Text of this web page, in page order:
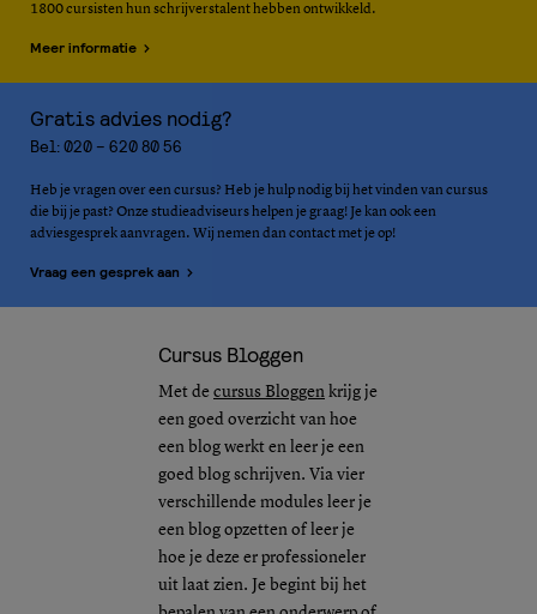
1800 cursisten hun schrijverstalent hebben ontwikkeld.
Meer informatie
Gratis advies nodig?
Bel: 020 – 620 80 56
Heb je vragen over een cursus? Heb je hulp nodig bij het vinden van cursus
die bij je past? Onze studieadviseurs helpen je graag! Je kan ook een
adviesgesprek aanvragen. Wij nemen dan contact met je op!
Vraag een gesprek aan
Cursus Bloggen
Met de cursus Bloggen krijg je
een goed overzicht van hoe
een blog werkt en leer je een
goed blog schrijven. Via vier
verschillende modules leer je
een blog opzetten of leer je
hoe je deze er professioneler
uit laat zien. Je begint bij het